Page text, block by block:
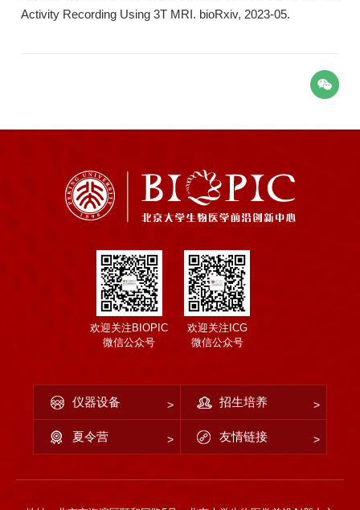
Activity Recording Using 3T MRI. bioRxiv, 2023-05.
欢迎关注BIOPIC
微信公众号
欢迎关注ICG
微信公众号
仪器设备 招生培养
夏令营 友情链接